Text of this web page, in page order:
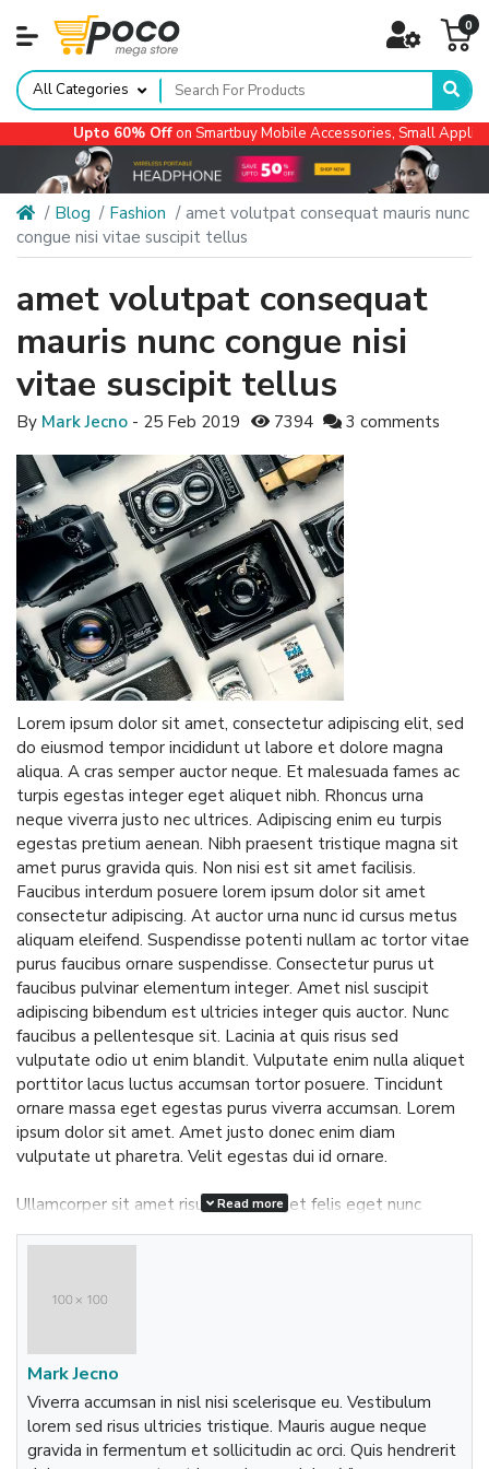
0
All Categories
Upto 60% Offon Smartbuy Mobile Accessories, Small Appliances,
Blog Fashion
amet volutpat consequat mauris nunc
congue nisi vitae suscipit tellus
amet volutpat consequat
mauris nunc congue nisi
vitae suscipit tellus
By Mark Jecno - 25 Feb 2019 7394 3 comments
Lorem ipsum dolor sit amet, consectetur adipiscing elit, sed
do eiusmod tempor incididunt ut labore et dolore magna
aliqua. A cras semper auctor neque. Et malesuada fames ac
turpis egestas integer eget aliquet nibh. Rhoncus urna
neque viverra justo nec ultrices. Adipiscing enim eu turpis
egestas pretium aenean. Nibh praesent tristique magna sit
amet purus gravida quis. Non nisi est sit amet facilisis.
Faucibus interdum posuere lorem ipsum dolor sit amet
consectetur adipiscing. At auctor urna nunc id cursus metus
aliquam eleifend. Suspendisse potenti nullam ac tortor vitae
purus faucibus ornare suspendisse. Consectetur purus ut
faucibus pulvinar elementum integer. Amet nisl suscipit
adipiscing bibendum est ultricies integer quis auctor. Nunc
faucibus a pellentesque sit. Lacinia at quis risus sed
vulputate odio ut enim blandit. Vulputate enim nulla aliquet
porttitor lacus luctus accumsan tortor posuere. Tincidunt
ornare massa eget egestas purus viverra accumsan. Lorem
ipsum dolor sit amet. Amet justo donec enim diam
vulputate ut pharetra. Velit egestas dui id ornare.
Ullamcorper sit amet risus nullam eget felis eget nunc
Risus pretium quam vulputate dignissim suspendisse in est
arcu vitae. Tempor nec feugiat nisl pretium fusce id velit ut
nunc congue nisi. Egestas diam in arcu cursus euismod quis.
Tortor at risus viverra adipiscing at in. At auctor urna nunc id
cursus metus aliquam. Ullamcorper a lacus vestibulum sed
arcu. Eget gravida cum sociis natoque penatibus et magnis
Read more
Mark Jecno
Viverra accumsan in nisl nisi scelerisque eu. Vestibulum
lorem sed risus ultricies tristique. Mauris augue neque
gravida in fermentum et sollicitudin ac orci. Quis hendrerit